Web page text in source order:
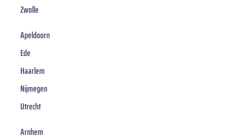
Zwolle
Apeldoorn
Ede
Haarlem
Nijmegen
Utrecht
Arnhem